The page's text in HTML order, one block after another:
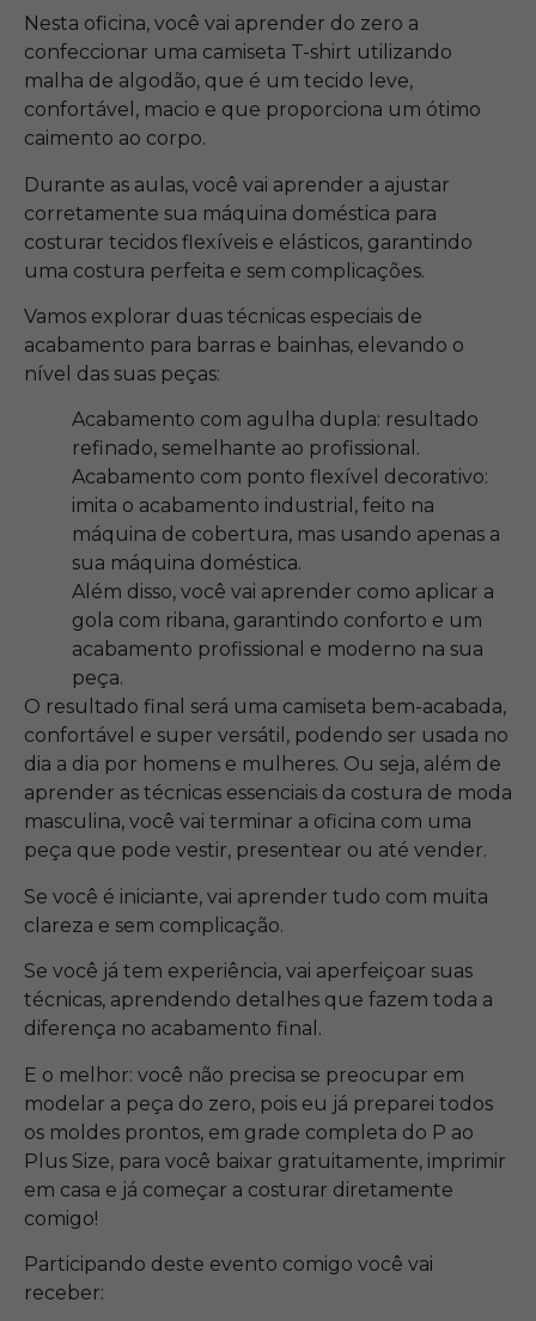
Nesta oficina, você vai aprender do zero a
confeccionar uma camiseta T-shirt utilizando
malha de algodão, que é um tecido leve,
confortável, macio e que proporciona um ótimo
caimento ao corpo.
Durante as aulas, você vai aprender a ajustar
corretamente sua máquina doméstica para
costurar tecidos flexíveis e elásticos, garantindo
uma costura perfeita e sem complicações.
Vamos explorar duas técnicas especiais de
acabamento para barras e bainhas, elevando o
nível das suas peças:
Acabamento com agulha dupla: resultado
refinado, semelhante ao profissional.
Acabamento com ponto flexível decorativo:
imita o acabamento industrial, feito na
máquina de cobertura, mas usando apenas a
sua máquina doméstica.
Além disso, você vai aprender como aplicar a
gola com ribana, garantindo conforto e um
acabamento profissional e moderno na sua
peça.
O resultado final será uma camiseta bem-acabada,
confortável e super versátil, podendo ser usada no
dia a dia por homens e mulheres. Ou seja, além de
aprender as técnicas essenciais da costura de moda
masculina, você vai terminar a oficina com uma
peça que pode vestir, presentear ou até vender.
Se você é iniciante, vai aprender tudo com muita
clareza e sem complicação.
Se você já tem experiência, vai aperfeiçoar suas
técnicas, aprendendo detalhes que fazem toda a
diferença no acabamento final.
E o melhor: você não precisa se preocupar em
modelar a peça do zero, pois eu já preparei todos
os moldes prontos, em grade completa do P ao
Plus Size, para você baixar gratuitamente, imprimir
em casa e já começar a costurar diretamente
comigo!
Participando deste evento comigo você vai
receber: